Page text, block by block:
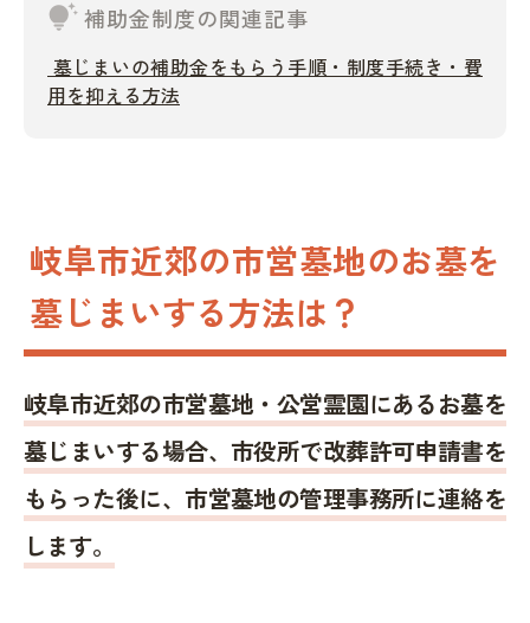
tips_and_updates補助金制度の関連記事
墓じまいの補助金をもらう手順・制度手続き・費
用を抑える方法
岐阜市近郊の市営墓地のお墓を
墓じまいする方法は？
岐阜市近郊の市営墓地・公営霊園にあるお墓を
墓じまいする場合、市役所で改葬許可申請書を
もらった後に、市営墓地の管理事務所に連絡を
します。